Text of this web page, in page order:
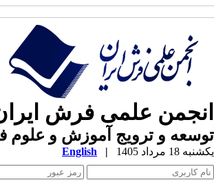
علمی فرش ایران
و ترویج آموزش و علوم
18 مرداد 1405 |
English